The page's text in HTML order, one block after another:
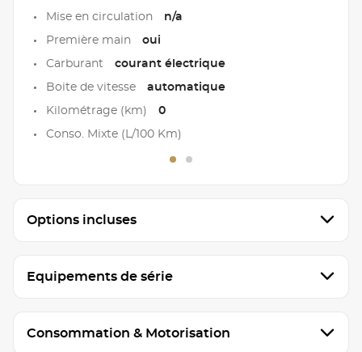
Mise en circulation n/a
Première main oui
Carburant courant électrique
Boite de vitesse automatique
Kilométrage (km) 0
Conso. Mixte (L/100 Km)
Options incluses
Equipements de série
Consommation & Motorisation